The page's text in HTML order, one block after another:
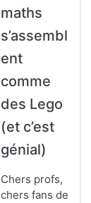
maths
s’assembl
ent
comme
des Lego
(et c’est
génial)
Chers profs,
chers fans de